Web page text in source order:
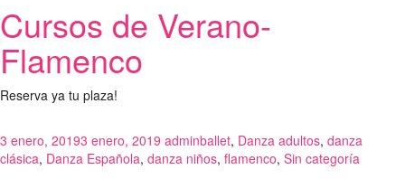
Cursos de Verano-
Flamenco
Reserva ya tu plaza!
3 enero, 20193 enero, 2019 adminballet, Danza adultos, danza
clásica, Danza Española, danza niños, flamenco, Sin categoría